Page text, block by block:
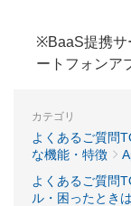
※BaaS提携サ
ートフォンア
カテゴリ
よくあるご質問
な機能・特徴
よくあるご質問
ル・困ったときは